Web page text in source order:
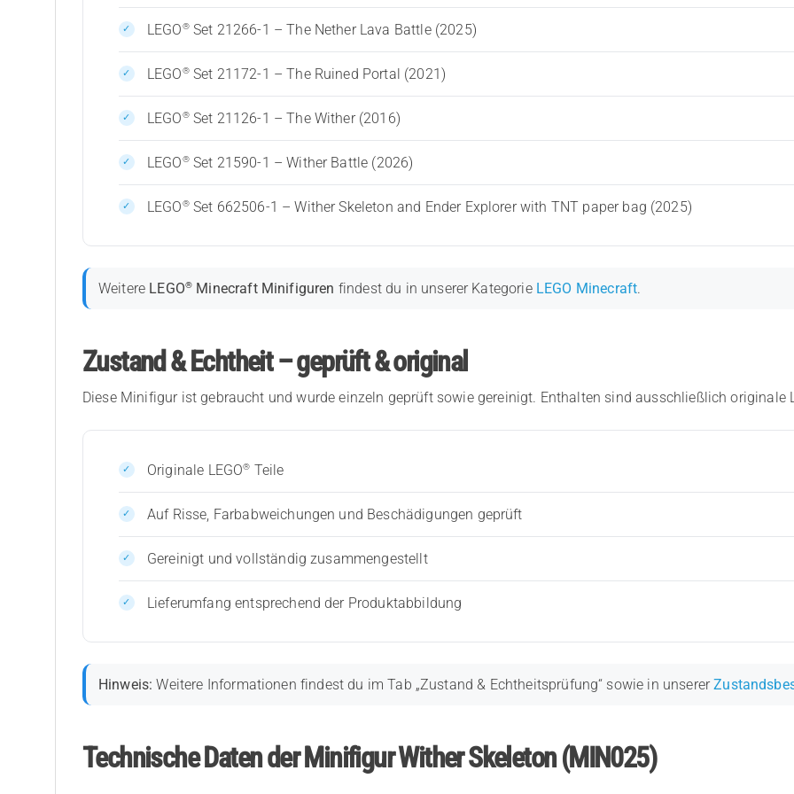
LEGO®Set 21266-1 – The Nether Lava Battle (2025)
LEGO®Set 21172-1 – The Ruined Portal (2021)
LEGO®Set 21126-1 – The Wither (2016)
LEGO®Set 21590-1 – Wither Battle (2026)
LEGO®Set 662506-1 – Wither Skeleton and Ender Explorer with TNT paper bag (2025)
Weitere LEGO® Minecraft Minifiguren findest du in unserer Kategorie LEGO Minecraft.
Zustand & Echtheit – geprüft & original
Diese Minifigur ist gebraucht und wurde einzeln geprüft sowie gereinigt. Enthalten sind ausschließlich originale
Originale LEGO® Teile
Auf Risse, Farbabweichungen und Beschädigungen geprüft
Gereinigt und vollständig zusammengestellt
Lieferumfang entsprechend der Produktabbildung
Hinweis: Weitere Informationen findest du im Tab „Zustand & Echtheitsprüfung“ sowie in unserer
Technische Daten der Minifigur Wither Skeleton (MIN025)